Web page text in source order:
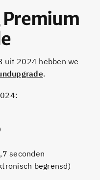
Premium
uit 2024 hebben we
.
seconden
begrensd)